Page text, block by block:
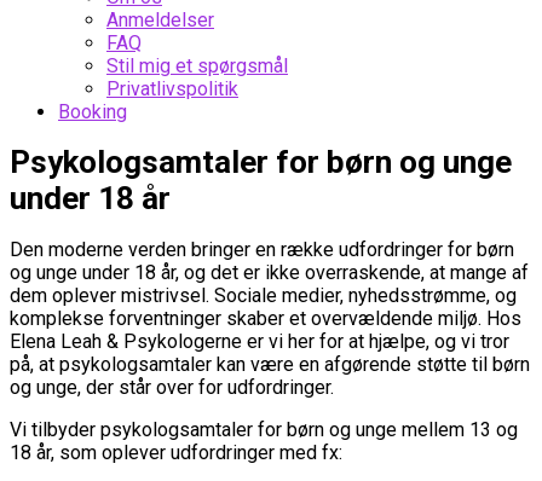
Anmeldelser
FAQ
Stil mig et spørgsmål
Privatlivspolitik
Booking
Psykologsamtaler for børn og unge
under 18 år
Den moderne verden bringer en række udfordringer for børn
og unge under 18 år, og det er ikke overraskende, at mange af
dem oplever mistrivsel. Sociale medier, nyhedsstrømme, og
komplekse forventninger skaber et overvældende miljø. Hos
Elena Leah & Psykologerne er vi her for at hjælpe, og vi tror
på, at psykologsamtaler kan være en afgørende støtte til børn
og unge, der står over for udfordringer.
Vi tilbyder psykologsamtaler for børn og unge mellem 13 og
18 år, som oplever udfordringer med fx: